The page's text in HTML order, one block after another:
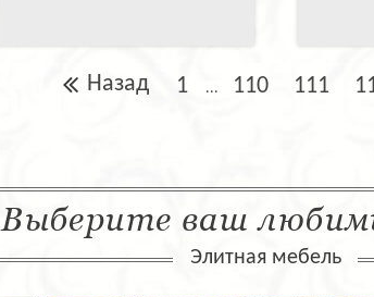
Назад 1 ... 110 111
Выберите ваш
Элитная мебель